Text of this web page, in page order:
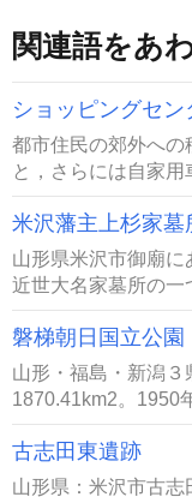
関連語をあ
ショッピングセン
都市住民の郊外への
と，さらには自家用
米沢藩主上杉家墓
山形県米沢市御廟
近世大名家墓所の一
磐梯朝日国立公園
山形・福島・新潟
1870.41km2。1950
古志田東遺跡
山形県：米沢市古